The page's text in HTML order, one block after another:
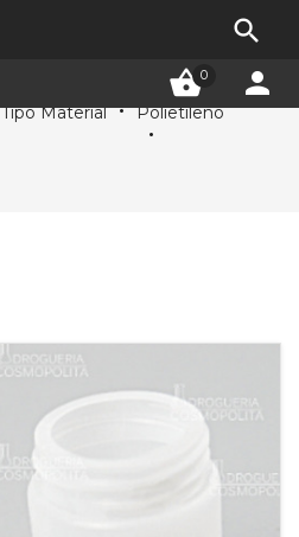
0 

Tipo Material
Polietileno